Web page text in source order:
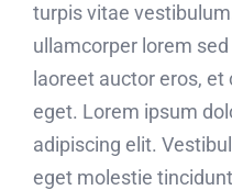
turpis vitae
ullamcorper lorem
laoreet auctor eros,
eget. Lorem ipsum
adipiscing elit.
eget molestie